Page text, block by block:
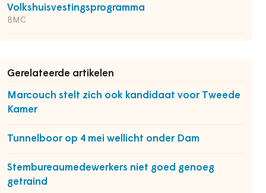
Volkshuisvestingsprogramma
BMC
Gerelateerde artikelen
Marcouch stelt zich ook kandidaat voor Tweede
Kamer
Tunnelboor op 4 mei wellicht onder Dam
Stembureaumedewerkers niet goed genoeg
getraind